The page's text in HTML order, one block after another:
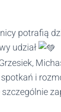
potrafią
udział
i